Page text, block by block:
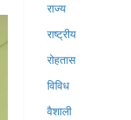
राज्य
राष्ट्रीय
रोहतास
विविध
वैशाली